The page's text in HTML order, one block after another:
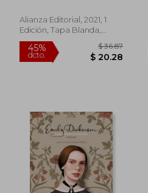
$ 20.43
Alianza Editorial, 2021, 1
Edición, Tapa Blanda,
Nuevo